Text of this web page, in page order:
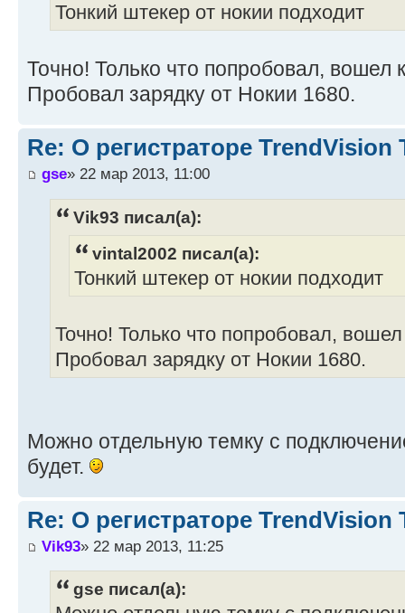
Тонкий штекер от нокии подходит
Точно! Только что попробовал, вошел
Пробовал зарядку от Нокии 1680.
Re: О регистраторе TrendVision
gse» 22 мар 2013, 11:00
Vik93 писал(а):
vintal2002 писал(а):
Тонкий штекер от нокии подходит
Точно! Только что попробовал,
Пробовал зарядку от Нокии 1680.
Можно отдельную темку с
будет.
Re: О регистраторе TrendVision
Vik93» 22 мар 2013, 11:25
gse писал(а):